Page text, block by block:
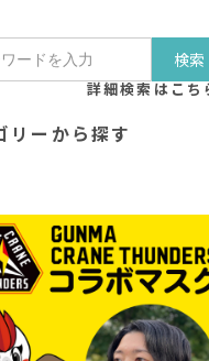
検索
詳細検索はこち
リーから探す